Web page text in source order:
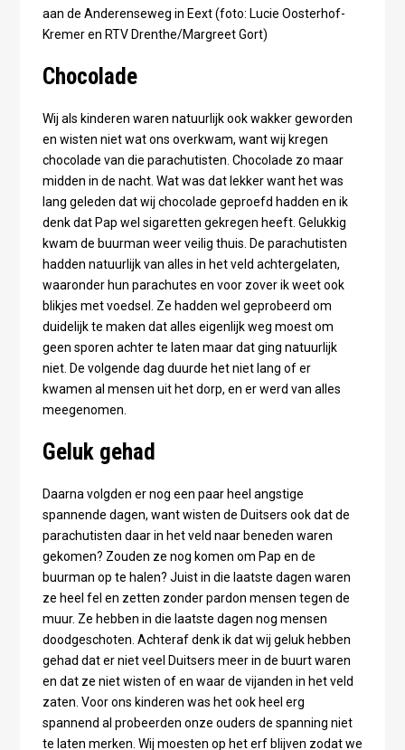
aan de Anderenseweg in Eext (foto: Lucie Oosterhof-
Kremer en RTV Drenthe/Margreet Gort)
Chocolade
Wij als kinderen waren natuurlijk ook wakker geworden
en wisten niet wat ons overkwam, want wij kregen
chocolade van die parachutisten. Chocolade zo maar
midden in de nacht. Wat was dat lekker want het was
lang geleden dat wij chocolade geproefd hadden en ik
denk dat Pap wel sigaretten gekregen heeft. Gelukkig
kwam de buurman weer veilig thuis. De parachutisten
hadden natuurlijk van alles in het veld achtergelaten,
waaronder hun parachutes en voor zover ik weet ook
blikjes met voedsel. Ze hadden wel geprobeerd om
duidelijk te maken dat alles eigenlijk weg moest om
geen sporen achter te laten maar dat ging natuurlijk
niet. De volgende dag duurde het niet lang of er
kwamen al mensen uit het dorp, en er werd van alles
meegenomen.
Geluk gehad
Daarna volgden er nog een paar heel angstige
spannende dagen, want wisten de Duitsers ook dat de
parachutisten daar in het veld naar beneden waren
gekomen? Zouden ze nog komen om Pap en de
buurman op te halen? Juist in die laatste dagen waren
ze heel fel en zetten zonder pardon mensen tegen de
muur. Ze hebben in die laatste dagen nog mensen
doodgeschoten. Achteraf denk ik dat wij geluk hebben
gehad dat er niet veel Duitsers meer in de buurt waren
en dat ze niet wisten of en waar de vijanden in het veld
zaten. Voor ons kinderen was het ook heel erg
spannend al probeerden onze ouders de spanning niet
te laten merken. Wij moesten op het erf blijven zodat we